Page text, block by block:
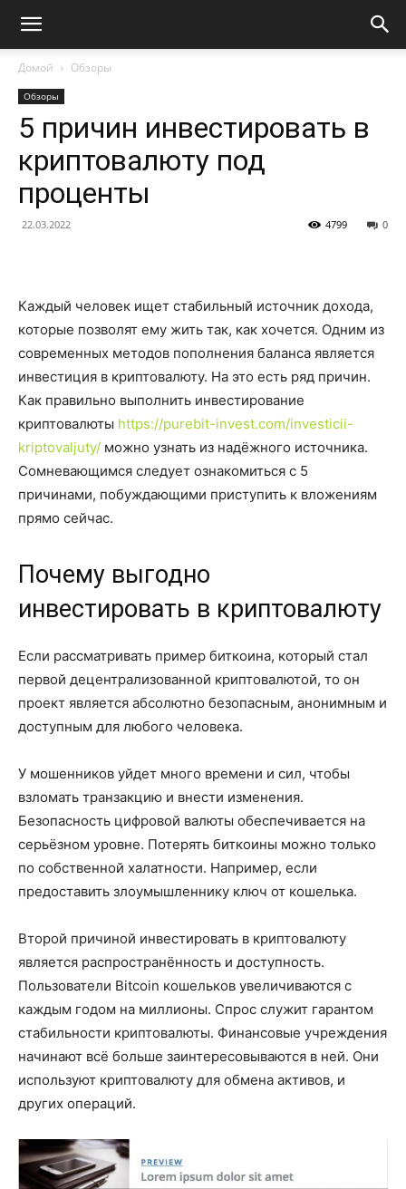
Домой Обзоры
Обзоры
5 причин инвестировать в
криптовалюту под
проценты
22.03.2022 0
4799
Каждый человек ищет стабильный источник дохода,
которые позволят ему жить так, как хочется. Одним из
современных методов пополнения баланса является
инвестиция в криптовалюту. На это есть ряд причин.
Как правильно выполнить инвестирование
криптовалюты https://purebit-invest.com/investicii-
kriptovaljuty/ можно узнать из надёжного источника.
Сомневающимся следует ознакомиться с 5
причинами, побуждающими приступить к вложениям
прямо сейчас.
Почему выгодно
инвестировать в криптовалюту
Если рассматривать пример биткоина, который стал
первой децентрализованной криптовалютой, то он
проект является абсолютно безопасным, анонимным и
доступным для любого человека.
У мошенников уйдет много времени и сил, чтобы
взломать транзакцию и внести изменения.
Безопасность цифровой валюты обеспечивается на
серьёзном уровне. Потерять биткоины можно только
по собственной халатности. Например, если
предоставить злоумышленнику ключ от кошелька.
Второй причиной инвестировать в криптовалюту
является распространённость и доступность.
Пользователи Bitcoin кошельков увеличиваются с
каждым годом на миллионы. Спрос служит гарантом
стабильности криптовалюты. Финансовые учреждения
начинают всё больше заинтересовываются в ней. Они
используют криптовалюту для обмена активов, и
других операций.